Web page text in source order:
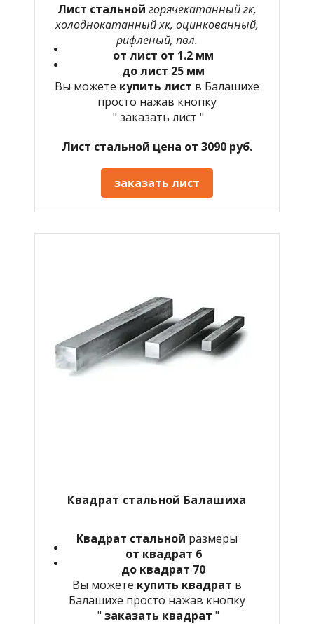
Лист стальной горячекатанный гк,
холоднокатанный хк, оцинкованный,
рифленый, пвл.
от лист от 1.2 мм
до лист 25 мм
Вы можете купить лист в Балашихе
просто нажав кнопку
" заказать лист "
Лист стальной цена от 3090 руб.
заказать лист
Квадрат стальной Балашиха
Квадрат стальной размеры
от квадрат 6
до квадрат 70
Вы можете купить квадрат в
Балашихе просто нажав кнопку
" заказать квадрат "